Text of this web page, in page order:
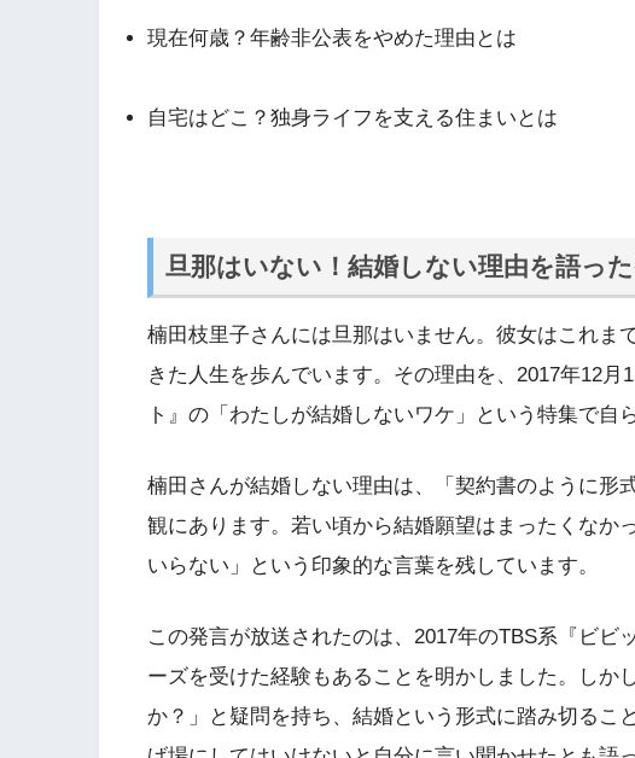
現在何歳？年齢非公表をやめた理由とは
自宅はどこ？独身ライフを支える住まいとは
旦那はいない！結婚しない理由を語っ
楠田枝里子さんには旦那はいません。彼女はこれま
きた人生を歩んでいます。その理由を、2017年12
ト』の「わたしが結婚しないワケ」という特集で自
楠田さんが結婚しない理由は、「契約書のように形
観にあります。若い頃から結婚願望はまったくなか
いらない」という印象的な言葉を残しています。
この発言が放送されたのは、2017年のTBS系『ビビ
ーズを受けた経験もあることを明かしました。しか
か？」と疑問を持ち、結婚という形式に踏み切るこ